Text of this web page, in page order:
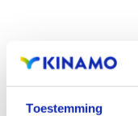
Toestemming